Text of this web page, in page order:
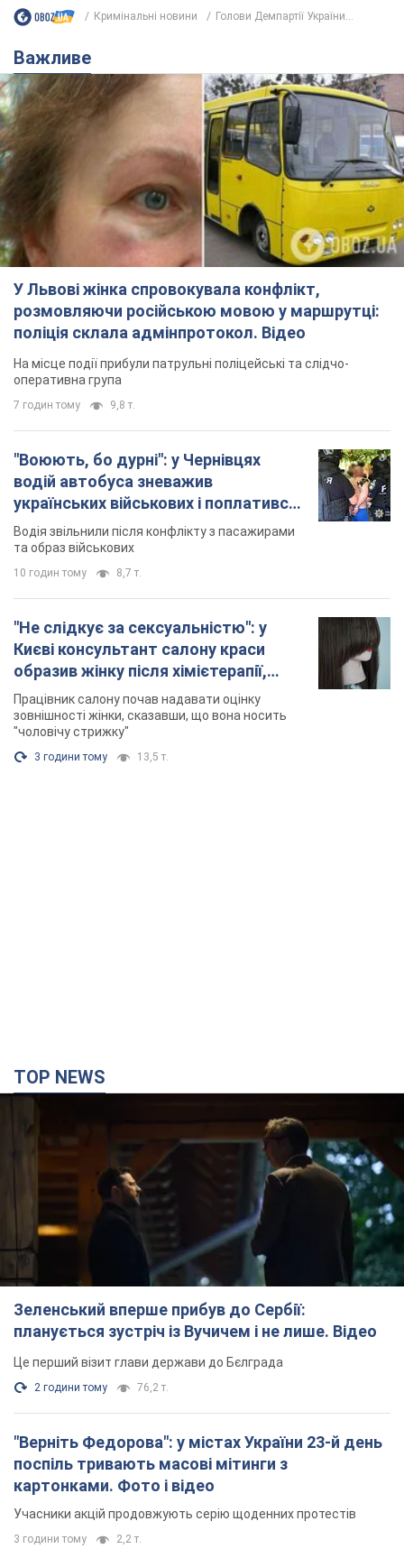
Кримінальні новини Голови Демпартії України...
Важливе
У Львові жінка спровокувала конфлікт,
розмовляючи російською мовою у маршрутці:
поліція склала адмінпротокол. Відео
На місце події прибули патрульні поліцейські та слідчо-
оперативна група
7 годин тому 9,8 т.
"Воюють, бо дурні": у Чернівцях
водій автобуса зневажив
українських військових і поплатився.
Відео
Водія звільнили після конфлікту з пасажирами
та образ військових
10 годин тому 8,7 т.
"Не слідкує за сексуальністю": у
Києві консультант салону краси
образив жінку після хімієтерапії,
розгорівся скандал. Фото
Працівник салону почав надавати оцінку
зовнішності жінки, сказавши, що вона носить
"чоловічу стрижку"
3 години тому 13,5 т.
TOP NEWS
Зеленський вперше прибув до Сербії:
планується зустріч із Вучичем і не лише. Відео
Це перший візит глави держави до Бєлграда
2 години тому 76,2 т.
"Верніть Федорова": у містах України 23-й день
поспіль тривають масові мітинги з
картонками. Фото і відео
Учасники акцій продовжують серію щоденних протестів
3 години тому 2,2 т.